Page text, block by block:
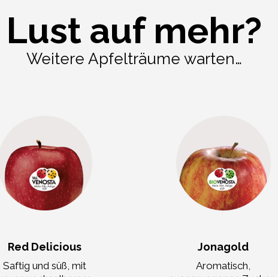
Lust auf mehr?
Weitere Apfelträume warten…
Red Delicious
Saftig und süß, mit
Jonagold
Aromatisch,